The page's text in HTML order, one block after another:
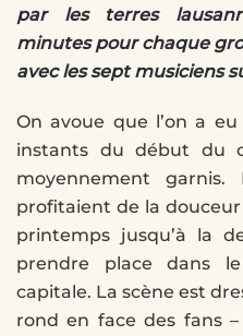
par les terres
minutes pour chaque
avec les sept musiciens
On avoue que l’on a
instants du début du
moyennement
profitaient de la
printemps jusqu’à la
prendre place dans
capitale. La scène est
rond en face des fans